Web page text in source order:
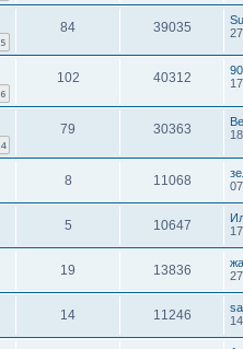
5
84 39035
6
102 40312
4
79 30363
8 11068
5 10647
19 13836
14 11246